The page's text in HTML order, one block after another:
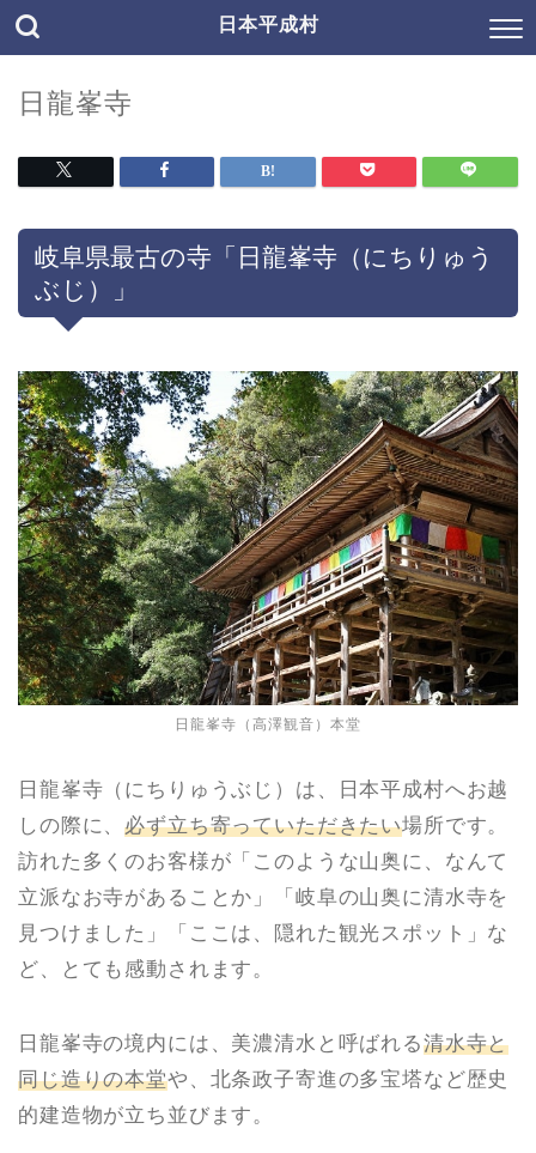
日本平成村
日龍峯寺
岐阜県最古の寺「日龍峯寺（にちりゅう
ぶじ）」
日龍峯寺（高澤観音）本堂
日龍峯寺（にちりゅうぶじ）は、日本平成村へお越
しの際に、必ず立ち寄っていただきたい場所です。
訪れた多くのお客様が「このような山奥に、なんて
立派なお寺があることか」「岐阜の山奥に清水寺を
見つけました」「ここは、隠れた観光スポット」な
ど、とても感動されます。
日龍峯寺の境内には、美濃清水と呼ばれる清水寺と
同じ造りの本堂や、北条政子寄進の多宝塔など歴史
的建造物が立ち並びます。